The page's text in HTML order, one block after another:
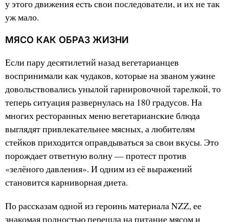
у этого движения есть свои последователи, и их не так
уж мало.
МЯСО КАК ОБРАЗ ЖИЗНИ
Если пару десятилетий назад вегетарианцев
воспринимали как чудаков, которые на званом ужине
довольствовались унылой гарнировочной тарелкой, то
теперь ситуация развернулась на 180 градусов. На
многих ресторанных меню вегетарианские блюда
выглядят привлекательнее мясных, а любителям
стейков приходится оправдываться за свои вкусы. Это
порождает ответную волну — протест против
«зелёного давления». И одним из её выражений
становится карниворная диета.
По рассказам одной из героинь материала NZZ, ее
знакомая полностью перешла на питание мясом и